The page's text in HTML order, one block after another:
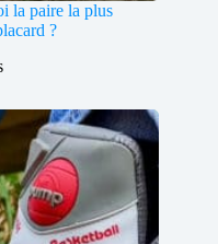
la paire la plus
?